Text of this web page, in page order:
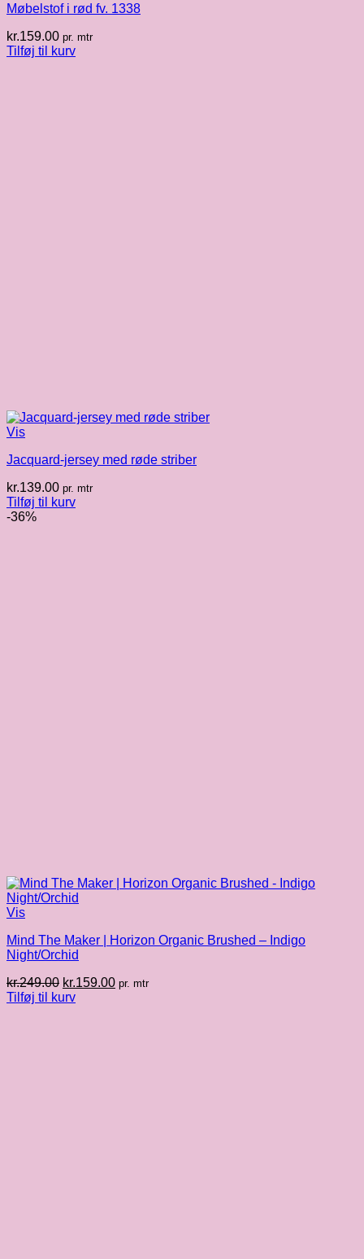
Møbelstof i rød fv. 1338
kr.159.00 pr. mtr
Tilføj til kurv
Vis
Jacquard-jersey med røde striber
kr.139.00 pr. mtr
Tilføj til kurv
-36%
Vis
Mind The Maker | Horizon Organic Brushed – Indigo
Night/Orchid
kr.249.00 Den
oprindelige
kr.159.00Den
pr. mtr
Tilføj til kurv